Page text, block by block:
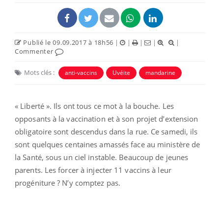
Publié le 09.09.2017 à 18h56 | | | |
|
Commenter
Mots clés : anti-vaccins Uvéite mandarine
« Liberté ». Ils ont tous ce mot à la bouche. Les
opposants à la vaccination et à son projet d’extension
obligatoire sont descendus dans la rue. Ce samedi, ils
sont quelques centaines amassés face au ministère de
la Santé, sous un ciel instable. Beaucoup de jeunes
parents. Les forcer à injecter 11 vaccins à leur
progéniture ? N’y comptez pas.